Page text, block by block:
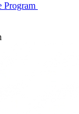
Program